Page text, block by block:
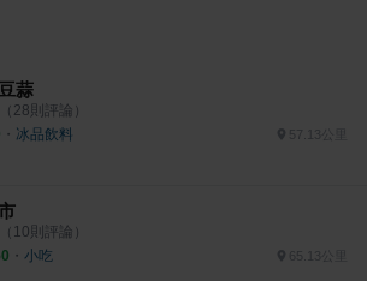
蒜
（ 28則評論）
・ 冰品飲料 57.13公里
（ 10則評論）
・ 小吃 65.13公里